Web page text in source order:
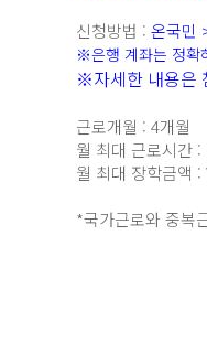
신청방법 : 온국민
※은행 계좌는 정확
※자세한 내용은
근로개월 : 4개월
월 최대 근로시간 :
월 최대 장학금액
*국가근로와 중복